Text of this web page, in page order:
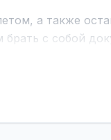
а также
с собой